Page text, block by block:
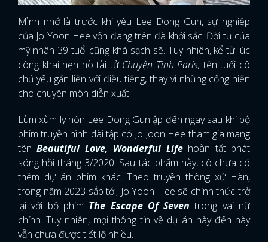
Mình nhớ là trước khi yêu Lee Dong Gun, sự nghiệp
của Jo Yoon Hee vốn đang trên đà khởi sắc. Đời tư của
mỹ nhân 39 tuổi cũng khá sạch sẽ. Tuy nhiên, kể từ lúc
công khai hẹn hò tài tửChuyện Tình Paris, tên tuổi cô
chủ yếu gắn liền với điều tiếng, thay vì những cống hiến
cho chuyên môn diễn xuất.
Lùm xùm ly hôn Lee Dong Gun ập đến ngay sau khi bộ
phim truyền hình dài tập có Jo Joon Hee tham gia mang
tên Beautiful Love, Wonderful Lifehoàn tất phát
sóng hồi tháng 3/2020. Sau tác phẩm này, cô chưa có
thêm dự án phim khác. Theo truyền thông xứ Hàn,
trong năm 2023 sắp tới, Jo Yoon Hee sẽ chính thức trở
lại với bộ phim The Escape Of Seven trong vai nữ
chính. Tuy nhiên, mọi thông tin về dự án này đến này
vẫn chưa được tiết lộ nhiều.